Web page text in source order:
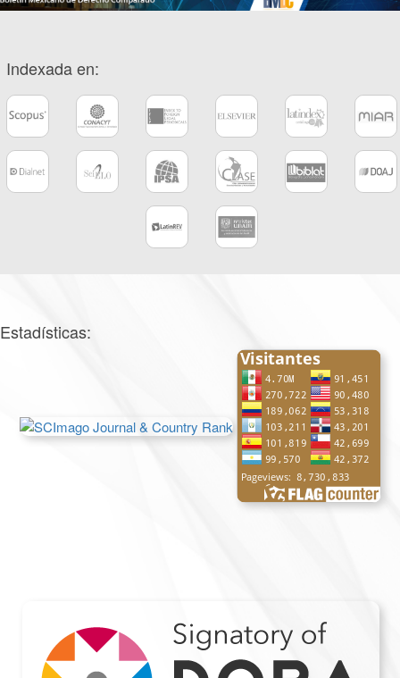
Indexada en:
Estadísticas: